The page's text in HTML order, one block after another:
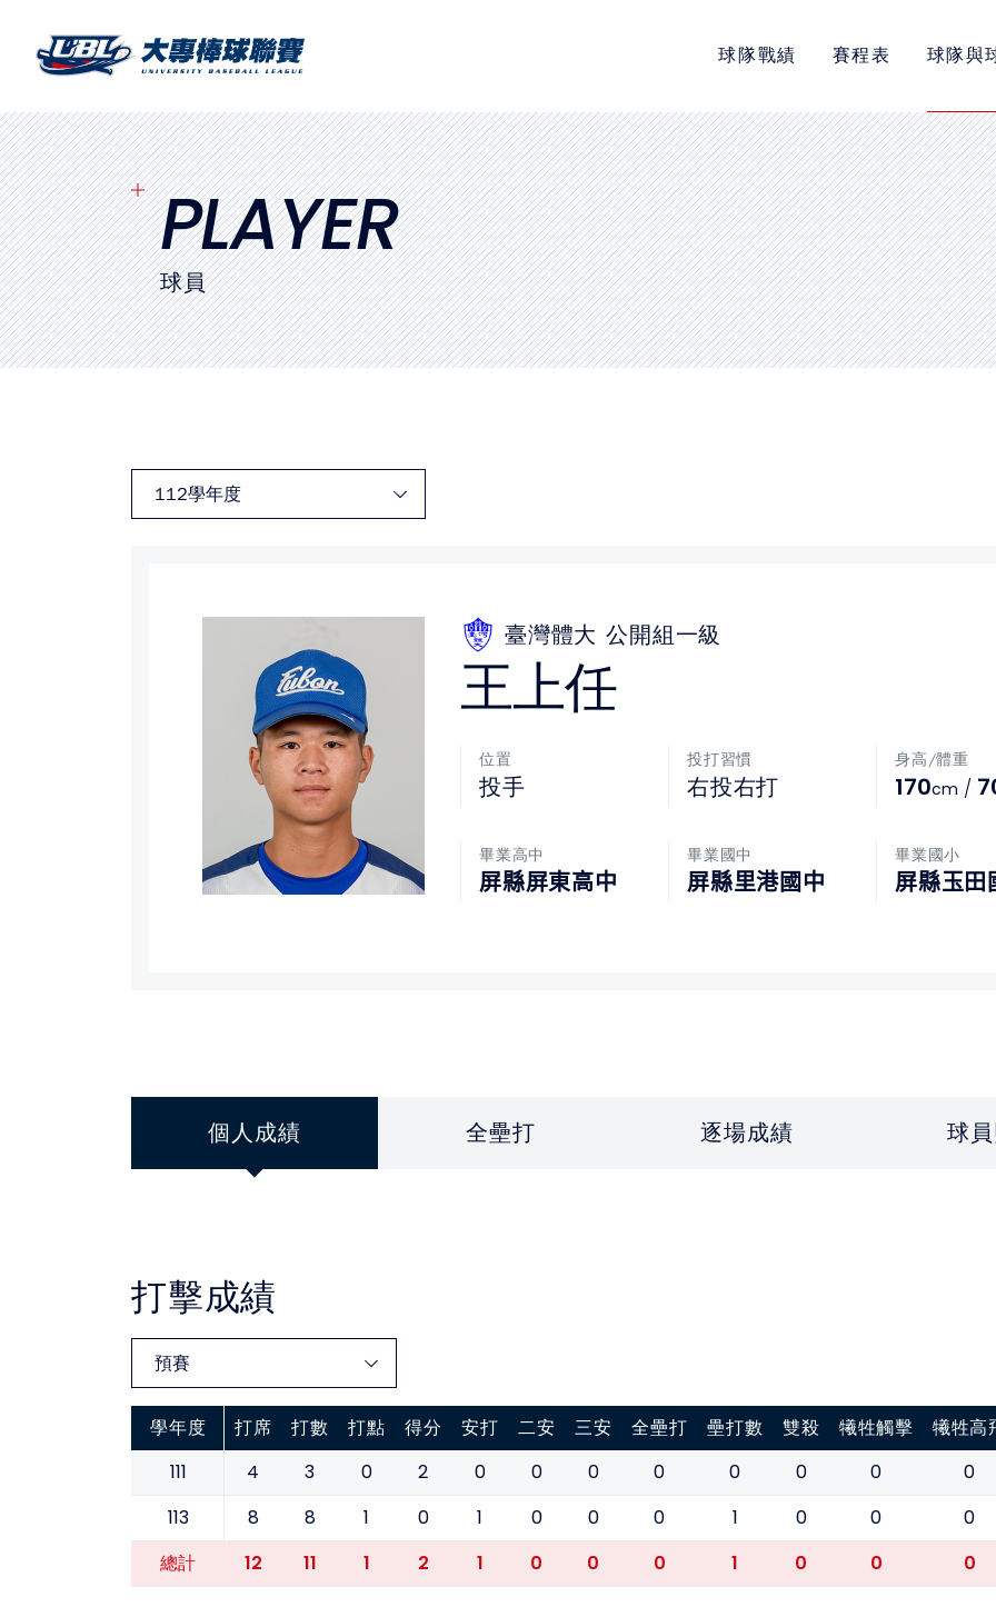
球隊戰績 賽程表 球隊與
SITEMAP
首頁
球隊戰績
賽程表
球隊與球員
裁判
最新消息
隱私權政策
網站使用條款
LINK
教育部體育署
中華民國大專院校體育總會
PLAYER
球員
臺灣體大 公開組一級
王上任
位置
投手
投打習慣
右投右打
身高/體重
170cm /
畢業高中
屏縣屏東高中
畢業國中
屏縣里港國中
畢業國小
屏縣玉田
個人成績 全壘打 逐場成績 球
打擊成績
學年度 打席 打數 打點 得分 安打 二安 三安 全壘打 壘打數 雙殺 犧牲觸擊 犧牲高
111 4 3 0 2 0 0 0 0 0 0 0 0
113
8 8 1 0 1 0 0 0 1 0 0 0
總計 12 11 1 2 1 0 0 0 1 0 0 0